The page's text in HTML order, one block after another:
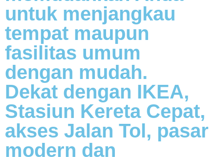
untuk menjangkau
tempat maupun
fasilitas umum
dengan mudah.
Dekat dengan IKEA,
Stasiun Kereta Cepat,
akses Jalan Tol, pasar
modern dan